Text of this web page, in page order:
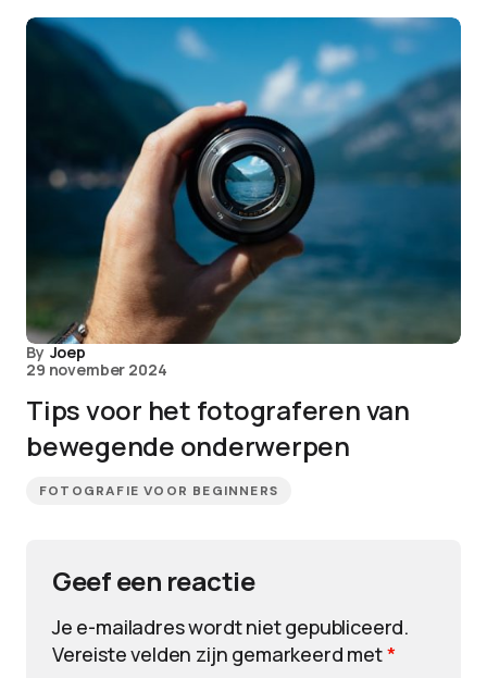
By Joep
29 november 2024
Tips voor het fotograferen van
bewegende onderwerpen
FOTOGRAFIE VOOR BEGINNERS
Geef een reactie
Je e-mailadres wordt niet gepubliceerd.
Vereiste velden zijn gemarkeerd met*